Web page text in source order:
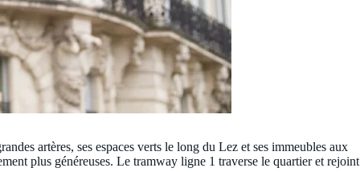
artères, ses espaces verts le long du Lez et ses immeubles aux
plus généreuses. Le tramway ligne 1 traverse le quartier et rejoint